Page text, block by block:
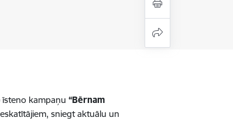
īsteno kampaņu“Bērnam
sniegt aktuālu un